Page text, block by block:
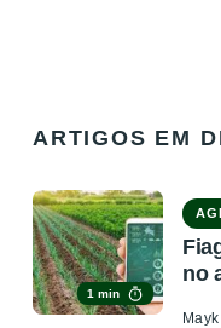
ARTIGOS EM
1 min
no